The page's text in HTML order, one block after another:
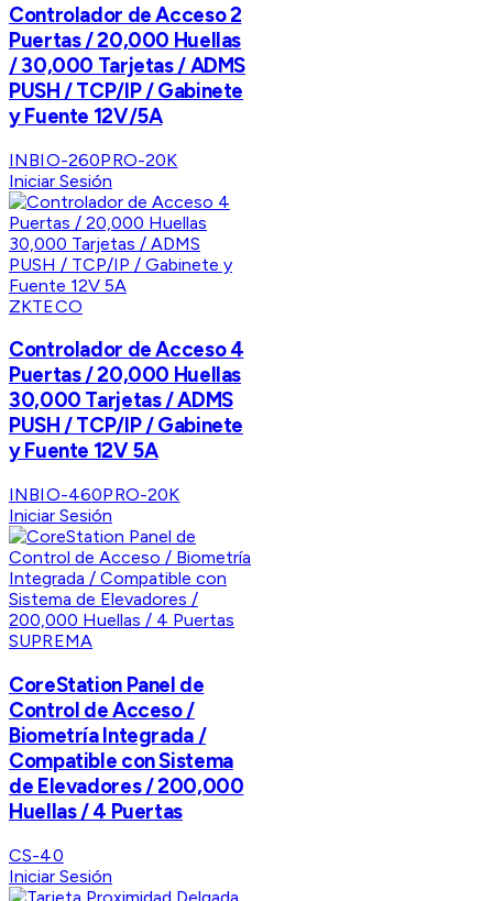
Controlador de Acceso 2
Puertas / 20,000 Huellas
/ 30,000 Tarjetas / ADMS
PUSH / TCP/IP / Gabinete
y Fuente 12V/5A
INBIO-260PRO-20K
Iniciar Sesión
ZKTECO
Controlador de Acceso 4
Puertas / 20,000 Huellas
30,000 Tarjetas / ADMS
PUSH / TCP/IP / Gabinete
y Fuente 12V 5A
INBIO-460PRO-20K
Iniciar Sesión
SUPREMA
CoreStation Panel de
Control de Acceso /
Biometría Integrada /
Compatible con Sistema
de Elevadores / 200,000
Huellas / 4 Puertas
CS-40
Iniciar Sesión